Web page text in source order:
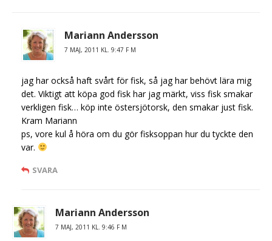
Mariann Andersson
7 MAJ, 2011 KL. 9:47 F M
jag har också haft svårt för fisk, så jag har behövt lära mig
det. Viktigt att köpa god fisk har jag märkt, viss fisk smakar
verkligen fisk… köp inte östersjötorsk, den smakar just fisk.
Kram Mariann
ps, vore kul å höra om du gör fisksoppan hur du tyckte den
var.
SVARA
Mariann Andersson
7 MAJ, 2011 KL. 9:46 F M